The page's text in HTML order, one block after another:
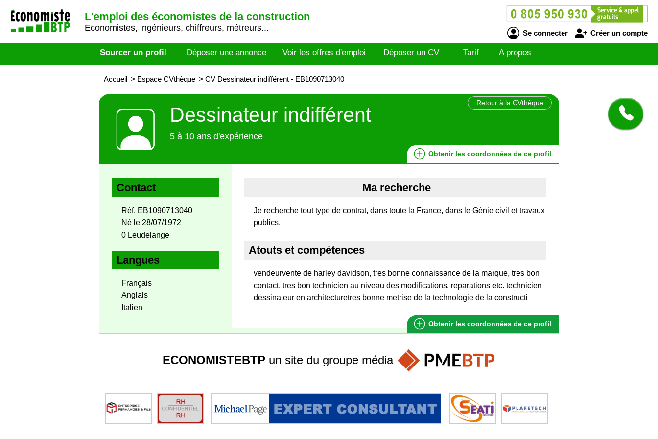
L'emploi des économistes de la construction
Economistes, ingénieurs, chiffreurs, métreurs...
Se connecter Créer un compte
Sourcer un profil Déposer une annonce Voir les offres d'emploi Déposer un CV Tarif A propos
Accueil > Espace CVthèque > CV Dessinateur indifférent - EB1090713040
Retour à la CVthèque
Dessinateur indifférent
5 à 10 ans d'expérience
Obtenir les coordonnées de ce profil
Contact
Réf. EB1090713040
Né le 28/07/1972
0 Leudelange
Langues
Français
Anglais
Italien
Ma recherche
Je recherche tout type de contrat, dans toute la France, dans le Génie civil et travaux
publics.
Atouts et compétences
vendeurvente de harley davidson, tres bonne connaissance de la marque, tres bon
contact, tres bon technicien au niveau des modifications, reparations etc. technicien
dessinateur en architecturetres bonne metrise de la technologie de la constructi
Obtenir les coordonnées de ce profil
ECONOMISTEBTPun site du groupe média